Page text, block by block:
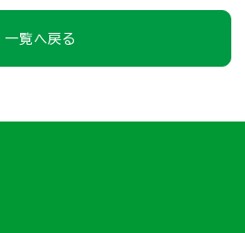
一覧へ戻る